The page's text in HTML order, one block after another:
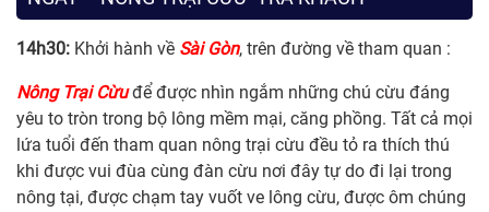
14h30: Khởi hành về Sài Gòn, trên đường về tham quan :
Nông Trại Cừuđể được nhìn ngắm những chú cừu đáng
yêu to tròn trong bộ lông mềm mại, căng phồng. Tất cả mọi
lứa tuổi đến tham quan nông trại cừu đều tỏ ra thích thú
khi được vui đùa cùng đàn cừu nơi đây tự do đi lại trong
nông tại, được chạm tay vuốt ve lông cừu, được ôm chúng